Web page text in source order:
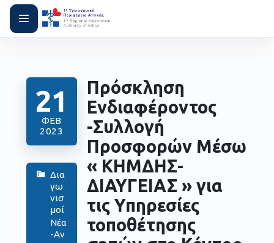
21
ΦΕΒ
2023
Δια
γω
νισ
μοί
Νέα
-Αν
Πρόσκληση
Ενδιαφέροντος
-Συλλογή
Προσφορών Μέσω
« ΚΗΜΔΗΣ-
ΔΙΑΥΓΕΙΑΣ » για
τις Υπηρεσίες
τοποθέτησης